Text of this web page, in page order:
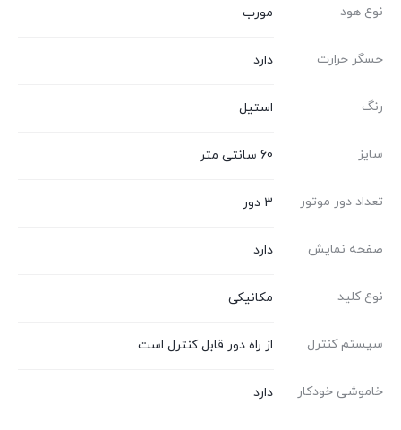
نوع هود مورب
حسگر حرارت دارد
رنگ استیل
سایز 60 سانتی متر
تعداد دور موتور 3 دور
صفحه نمایش دارد
نوع کلید مکانیکی
سیستم کنترل از راه دور قابل کنترل است
خاموشی خودکار دارد